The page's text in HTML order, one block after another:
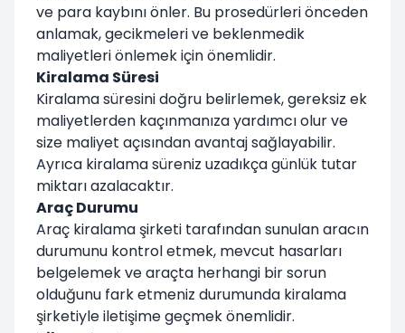
ve para kaybını önler. Bu prosedürleri önceden
anlamak, gecikmeleri ve beklenmedik
maliyetleri önlemek için önemlidir.
Kiralama Süresi
Kiralama süresini doğru belirlemek, gereksiz ek
maliyetlerden kaçınmanıza yardımcı olur ve
size maliyet açısından avantaj sağlayabilir.
Ayrıca kiralama süreniz uzadıkça günlük tutar
miktarı azalacaktır.
Araç Durumu
Araç kiralama şirketi tarafından sunulan aracın
durumunu kontrol etmek, mevcut hasarları
belgelemek ve araçta herhangi bir sorun
olduğunu fark etmeniz durumunda kiralama
şirketiyle iletişime geçmek önemlidir.